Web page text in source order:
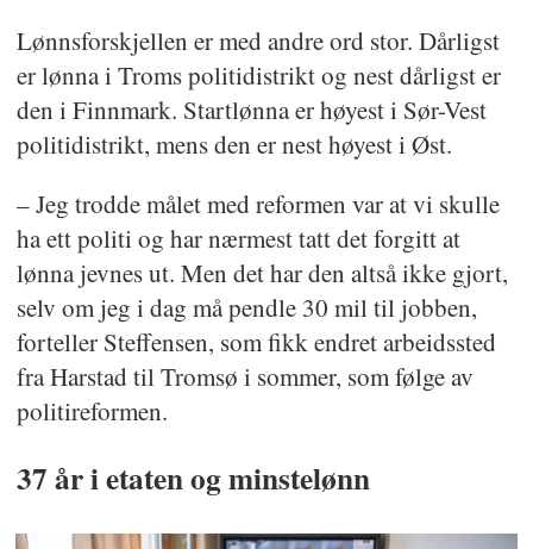
Lønnsforskjellen er med andre ord stor. Dårligst
er lønna i Troms politidistrikt og nest dårligst er
den i Finnmark. Startlønna er høyest i Sør-Vest
politidistrikt, mens den er nest høyest i Øst.
– Jeg trodde målet med reformen var at vi skulle
ha ett politi og har nærmest tatt det forgitt at
lønna jevnes ut. Men det har den altså ikke gjort,
selv om jeg i dag må pendle 30 mil til jobben,
forteller Steffensen, som fikk endret arbeidssted
fra Harstad til Tromsø i sommer, som følge av
politireformen.
37 år i etaten og minstelønn